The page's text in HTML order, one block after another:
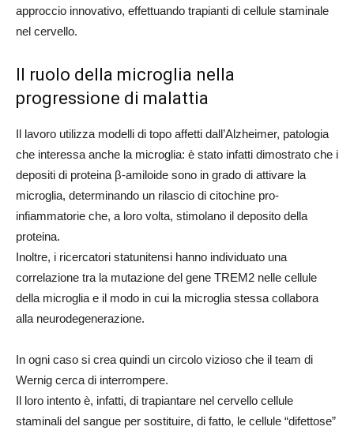
approccio innovativo, effettuando trapianti di cellule staminale
nel cervello.
Il ruolo della microglia nella
progressione di malattia
Il lavoro utilizza modelli di topo affetti dall’Alzheimer, patologia
che interessa anche la microglia: è stato infatti dimostrato che i
depositi di proteina β-amiloide sono in grado di attivare la
microglia, determinando un rilascio di citochine pro-
infiammatorie che, a loro volta, stimolano il deposito della
proteina.
Inoltre, i ricercatori statunitensi hanno individuato una
correlazione tra la mutazione del gene TREM2 nelle cellule
della microglia e il modo in cui la microglia stessa collabora
alla neurodegenerazione.
In ogni caso si crea quindi un circolo vizioso che il team di
Wernig cerca di interrompere.
Il loro intento è, infatti, di trapiantare nel cervello cellule
staminali del sangue per sostituire, di fatto, le cellule “difettose”